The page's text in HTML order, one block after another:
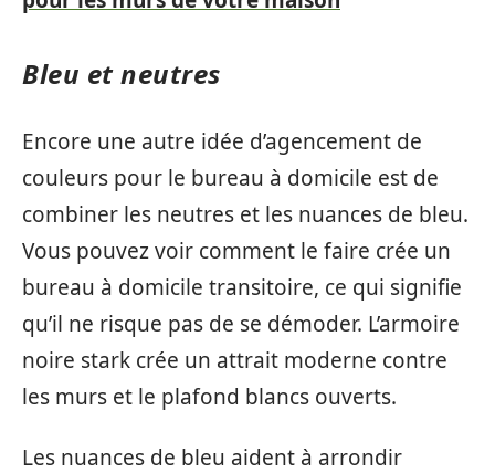
Bleu et neutres
Encore une autre idée d’agencement de
couleurs pour le bureau à domicile est de
combiner les neutres et les nuances de bleu.
Vous pouvez voir comment le faire crée un
bureau à domicile transitoire, ce qui signifie
qu’il ne risque pas de se démoder. L’armoire
noire stark crée un attrait moderne contre
les murs et le plafond blancs ouverts.
Les nuances de bleu aident à arrondir